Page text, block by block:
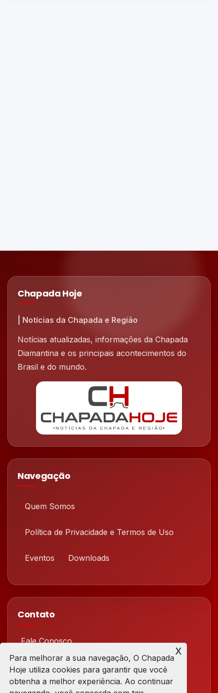
Chapada Hoje
| Notícias da Chapada e Região
Notícias atualizadas, informações da Chapada
Diamantina e os principais acontecimentos do
Brasil e do mundo.
Navegação
Quem Somos
Política de Privacidade e Termos de Uso
Eventos Downloads
Contato
Fale Conosco
Redes Sociais
Para melhorar a sua navegação, O Chapada
Hoje utiliza cookies para garantir que você
obtenha a melhor experiência. Ao continuar
x